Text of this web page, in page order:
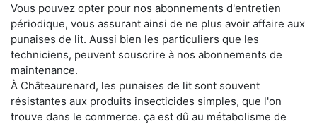
Vous pouvez opter pour nos abonnements d'entretien
périodique, vous assurant ainsi de ne plus avoir affaire aux
punaises de lit. Aussi bien les particuliers que les
techniciens, peuvent souscrire à nos abonnements de
maintenance.
À Châteaurenard, les punaises de lit sont souvent
résistantes aux produits insecticides simples, que l'on
trouve dans le commerce. ça est dû au métabolisme de